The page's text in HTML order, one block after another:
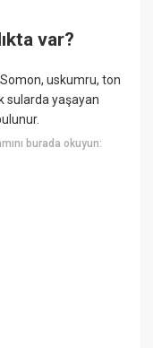
var?
uskumru, ton
sularda yaşayan
burada okuyun: